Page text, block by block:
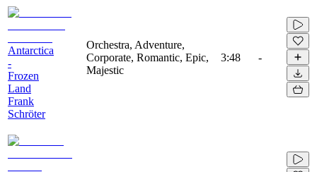
Antarctica
-
Frozen
Land
Frank
Schröter
Orchestra, Adventure,
Corporate, Romantic, Epic,
Majestic
3:48 -